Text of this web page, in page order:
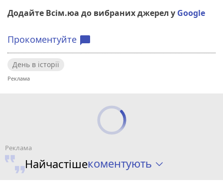
Додайте Всім.юа до вибраних джерел у Google
Прокоментуйте chat_bubble
День в історії
Найчастішекоментують